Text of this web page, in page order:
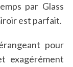
par Glass
est parfait.
pour
exagérément